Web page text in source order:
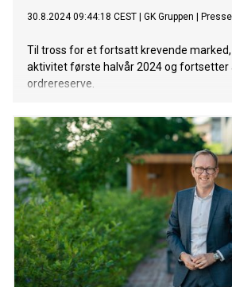
30.8.2024 09:44:18 CEST GK Gruppen
Til tross for et fortsatt krevende marked,
aktivitet første halvår 2024 og fortsetter
ordrereserve.